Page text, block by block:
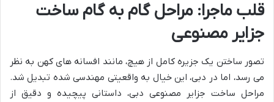
قلب ماجرا: مراحل گام به گام ساخت
جزایر مصنوعی
تصور ساختن یک جزیره کامل از هیچ، مانند افسانه های کهن به نظر
می رسد، اما در دبی، این خیال به واقعیتی مهندسی شده تبدیل شد.
مراحل ساخت جزایر مصنوعی دبی، داستانی پیچیده و دقیق از